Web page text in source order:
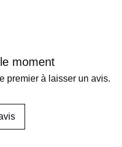
moment
premier à laisser un avis.